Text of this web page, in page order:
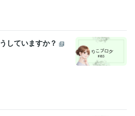
成♡ありがとうございます
ざいます
ナラ電話相談80件達成♡ありがとうござ
件達成♡ありがとうございます
がとうございます
ココナラコンテン
うございます
ココナラ1年継続♡あり
がとうございます
していますか？